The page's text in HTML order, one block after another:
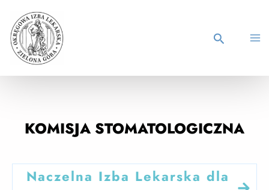
KOMISJA STOMATOLOGICZNA
Naczelna Izba Lekarska dla